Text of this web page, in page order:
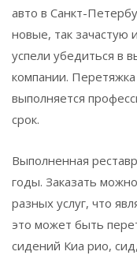
авто в Санкт-
новые, так зачастую
успели убедиться в
компании.
выполняется
срок.
Выполненная
годы. Заказать
разных услуг, что
это может быть
сидений Киа рио,